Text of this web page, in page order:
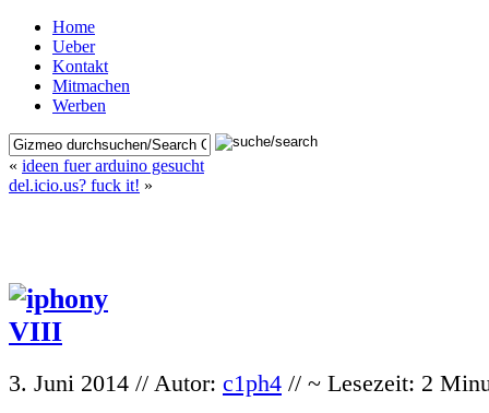
Home
Ueber
Kontakt
Mitmachen
Werben
« ideen fuer arduino gesucht
del.icio.us? fuck it! »
3. Juni 2014 // Autor: c1ph4 // ~ Lesezeit: 2